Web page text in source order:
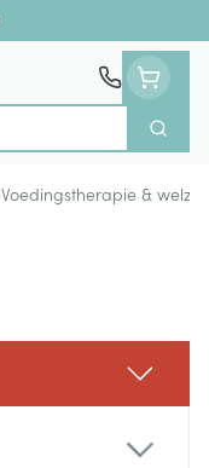
Zoek
Voedingstherapie & welzijn